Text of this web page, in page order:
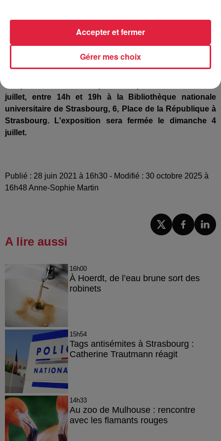
juillet, entre 14h et 19h à la Bibliothèque nationale
universitaire de Strasbourg, 6, Place de la République à
Strasbourg. L'exposition sera fermée le dimanche 4
juillet.
Publié : 28 juin 2021 à 16h30 - Modifié : 30 octobre 2025 à
16h48 Anne-Sophie Martin
A lire aussi
16h00
À Hoerdt, de l’eau brune sort des
robinets
15h54
Tags antisémites à Strasbourg :
Catherine Trautmann réagit
14h33
Au zoo de Mulhouse : rencontre
avec les flamants rouges
Gérer mes choix
Accepter et fermer